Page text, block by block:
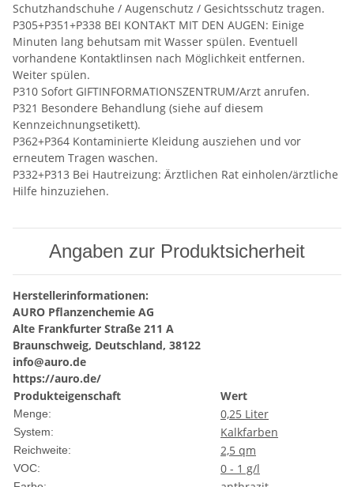
Schutzhandschuhe / Augenschutz / Gesichtsschutz tragen.
P305+P351+P338 BEI KONTAKT MIT DEN AUGEN: Einige
Minuten lang behutsam mit Wasser spülen. Eventuell
vorhandene Kontaktlinsen nach Möglichkeit entfernen.
Weiter spülen.
P310 Sofort GIFTINFORMATIONSZENTRUM/Arzt anrufen.
P321 Besondere Behandlung (siehe auf diesem
Kennzeichnungsetikett).
P362+P364 Kontaminierte Kleidung ausziehen und vor
erneutem Tragen waschen.
P332+P313 Bei Hautreizung: Ärztlichen Rat einholen/ärztliche
Hilfe hinzuziehen.
Angaben zur Produktsicherheit
Herstellerinformationen:
AURO Pflanzenchemie AG
Alte Frankfurter Straße 211 A
Braunschweig, Deutschland, 38122
info@auro.de
https://auro.de/
Produkteigenschaft
Wert
Menge: 0,25 Liter
System: Kalkfarben
Reichweite: 2,5 qm
VOC: 0 - 1 g/l